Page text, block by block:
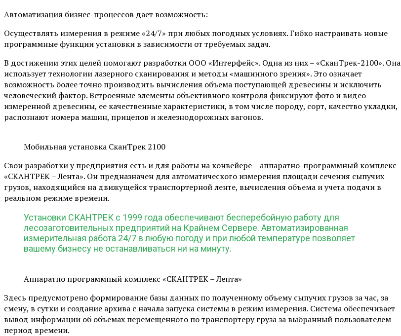
Автоматизация бизнес-процессов дает возможность:
Осуществлять измерения в режиме «24/7» при любых погодных условиях. Гибко настраивать новые
программные функции установки в зависимости от требуемых задач.
В достижении этих целей помогают разработки ООО «Интерфейс». Одна из них – «СканТрек-2100». Она
использует технологии лазерного сканирования и методы «машинного зрения». Это означает
возможность более точно производить вычисления объема поступающей древесины и исключить
человеческий фактор. Встроенные элементы объективного контроля фиксируют фото и видео
измеренной древесины, ее качественные характеристики, в том числе породу, сорт, качество укладки,
распознают номера машин, прицепов и железнодорожных вагонов.
Мобильная установка СканТрек 2100
Свои разработки у предприятия есть и для работы на конвейере – аппаратно-программный комплекс
«СКАНТРЕК – Лента». Он предназначен для автоматического измерения площади сечения сыпучих
грузов, находящийся на движущейся транспортерной ленте, вычисления объема и учета подачи в
реальном режиме времени.
Установки СКАНТРЕК с 1999 года обеспечивают бесперебойную работу для
лесозаготовительных предприятий на Крайнем Сервере. Автоматизированная
измерительная работа 24/7 в любую погоду и при любой температуре позволяет
вашему бизнесу не останавливаться ни на минуту.
Аппаратно программный комплекс «СКАНТРЕК – Лента»
Здесь предусмотрено формирование базы данных по полученному объему сыпучих грузов за час, за
смену, в сутки и создание архива с начала запуска системы в режим измерения. Система обеспечивает
вывод информации об объемах перемещенного по транспортеру груза за выбранный пользователем
период времени.